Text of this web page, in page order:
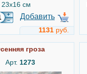
см
Добавить
1131 руб.
гроза
Арт. 1273